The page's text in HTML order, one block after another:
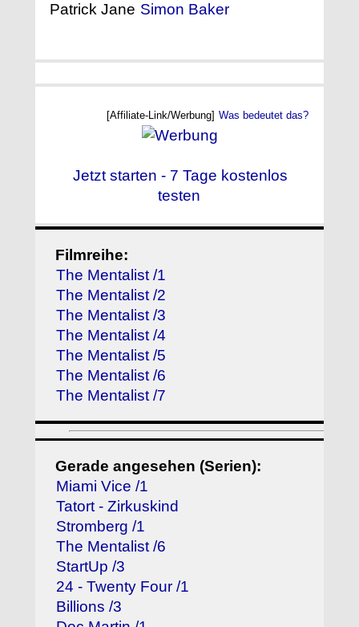
Patrick Jane Simon Baker
[Affiliate-Link/Werbung] Was bedeutet das?
Jetzt starten - 7 Tage kostenlos
testen
Filmreihe:
The Mentalist /1
The Mentalist /2
The Mentalist /3
The Mentalist /4
The Mentalist /5
The Mentalist /6
The Mentalist /7
Gerade angesehen (Serien):
Miami Vice /1
Tatort - Zirkuskind
Stromberg /1
The Mentalist /6
StartUp /3
24 - Twenty Four /1
Billions /3